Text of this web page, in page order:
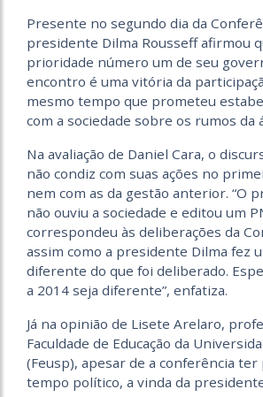
Presente no segundo dia da
presidente Dilma Rousseff afirmou
prioridade número um de seu
encontro é uma vitória da
mesmo tempo que prometeu
com a sociedade sobre os rumos da
Na avaliação de Daniel Cara, o
não condiz com suas ações no
nem com as da gestão anterior. “O
não ouviu a sociedade e editou um
correspondeu às deliberações da
assim como a presidente Dilma fez
diferente do que foi deliberado.
a 2014 seja diferente”, enfatiza.
Já na opinião de Lisete Arelaro,
Faculdade de Educação da
(Feusp), apesar de a conferência
tempo político, a vinda da